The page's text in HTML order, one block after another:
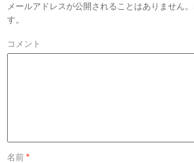
メールアドレスが公開されることはありません
す。
コメント
名前 *